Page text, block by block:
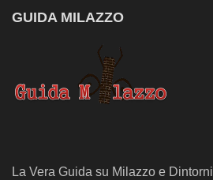
GUIDA MILAZZO
La Vera Guida su Milazzo e Dintorni